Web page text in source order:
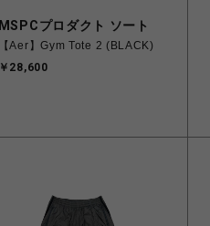
MSPCプロダクト ソート
【Aer】Gym Tote 2 (BLACK)
￥28,600